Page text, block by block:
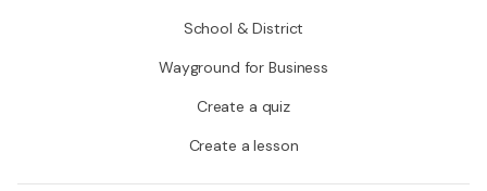
School & District
Wayground for Business
Create a quiz
Create a lesson